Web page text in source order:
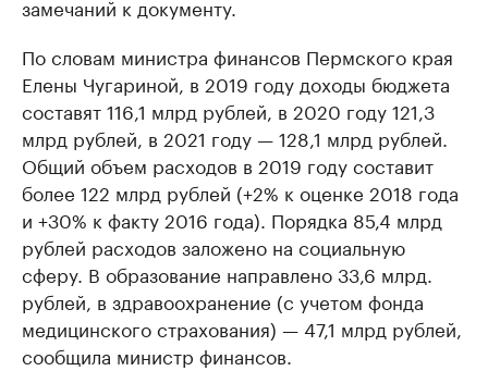
замечаний к документу.
По словам министра финансов Пермского края
Елены Чугариной, в 2019 году доходы бюджета
составят 116,1 млрд рублей, в 2020 году 121,3
млрд рублей, в 2021 году — 128,1 млрд рублей.
Общий объем расходов в 2019 году составит
более 122 млрд рублей (+2% к оценке 2018 года
и +30% к факту 2016 года). Порядка 85,4 млрд
рублей расходов заложено на социальную
сферу. В образование направлено 33,6 млрд.
рублей, в здравоохранение (с учетом фонда
медицинского страхования) — 47,1 млрд рублей,
сообщила министр финансов.